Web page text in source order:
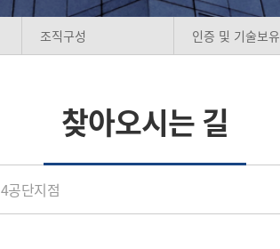
조직구성 인증 및 기술보유
찾아오시는 길
4공단지점